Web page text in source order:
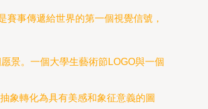
事傳遞給世界的第一個視覺信號，
景。一個大學生藝術節LOGO與一個
象轉化為具有美感和象征意義的圖